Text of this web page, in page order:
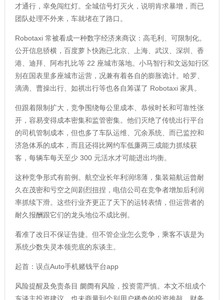
才通行，幸免闯红灯。全城信号灯灭火，说明肯求暴增，而已
团队处理不外来，车就堵在了路口。
Robotaxi 常被看成一种数字经济来商议：高毛利、可限制化。
公开信息骄横，百度萝卜快跑已北京、上海、武汉、深圳、香
港、迪拜、阿布扎比等 22 座城市落地。小马智行和文远知行区
别在国表里多座城市运营，况兼有着各自的膨胀诡计。哈罗、
滴滴、曹操出行、如祺出行等也各自筹谋了 Robotaxi 家具。
但跟着限制扩大，竞争围绕每公里成本、恭候时长和可靠性张
开，容易变得成本密集和监管密集。他们灭绝了传统出行平台
的司机管制成本，但也多了车队运维、冗余系统、而已监控和
济急体系的成本，而且还得比网约车低廉两三成能力抓续获
客，每辆车每天至少 300 元活水才可能进出均衡。
这种竞争形式有前例。航空业长年利润绵薄，集装箱航运曾耐
久在茂密和亏空之间剧烈扭捏，电信公司在竞争者增加后利润
率抓续下滑。这些行业齐更正了天下的运转表情，但运营者的
耐久报酬跟它们的龙头地位不成比例。
看准了改日不保证告捷。但不管企业怎么竞争，乘客不该是为
系统少数失灵本领兜底的东谈主。
起首：误点Auto手机赌钱平台app
风险提醒及免责条目 阛阓有风险，投资需严慎。本文不组成个
东谈主投资建议，也未商量到个别用户稀奇的投资推敲、财务